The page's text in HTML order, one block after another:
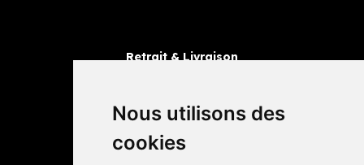
Nous utilisons des
cookies
Retrait & Livraison
Livraisons